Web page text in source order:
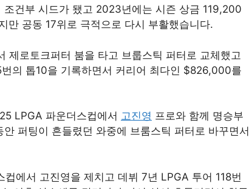
건부 시드가 됐고 2023년에는 시즌 상금 119,200
만 공동 17위로 극적으로 다시 부활했습니다.
제로토크퍼터 붐을 타고 브룹스틱 퍼터로 교체했고
의 톱10을 기록하면서 커리어 최다인 $826,000를
LPGA 파운더스컵에서 고진영 프로와 함께 명승부
퍼팅이 흔들렸던 와중에 브룸스틱 퍼터로 바꾸면서
에서 고진영을 제치고 데뷔 7년 LPGA 투어 118번